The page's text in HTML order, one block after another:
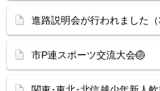
進路説明会が行われました（
市P連スポーツ交流大会🏐